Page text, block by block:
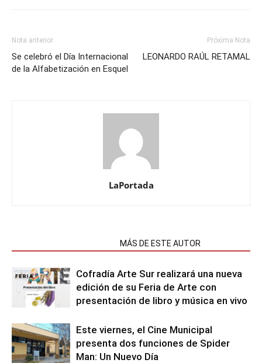
Nota anterior
Se celebró el Día Internacional
de la Alfabetización en Esquel
Próxima Nota
LEONARDO RAÚL RETAMAL
LaPortada
MÁS DE ESTE AUTOR
Cofradía Arte Sur realizará una nueva
edición de su Feria de Arte con
presentación de libro y música en vivo
Este viernes, el Cine Municipal
presenta dos funciones de Spider
Man: Un Nuevo Día